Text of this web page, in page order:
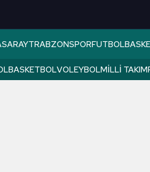
TRABZONSPORFUTBOL
BASKETBOLVOLEYBOLMILLI TAKIM